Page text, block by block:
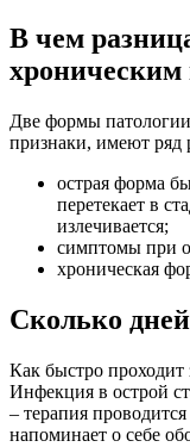
В чем
хроническим
Две формы
признаки, имеют ряд
острая форма
перетекает в
излечивается;
симптомы при
хроническая
Сколько
Как быстро проходит
Инфекция в острой
– терапия
напоминает о себе